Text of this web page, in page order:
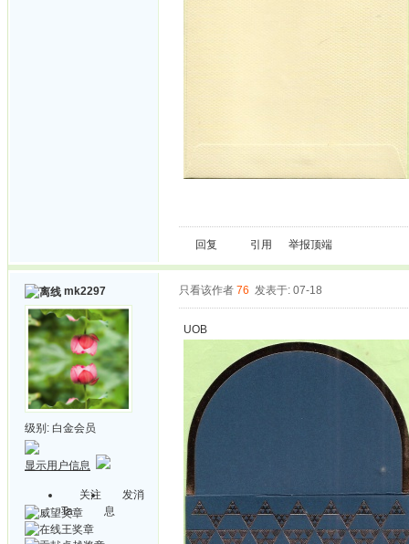
回复 引用 举报顶端
mk2297
级别: 白金会员
显示用户信息
关注
Ta
发消
息
只看该作者 76 发表于: 07-18
UOB